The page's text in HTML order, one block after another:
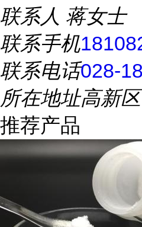
联系人 蒋女士
联系手机
联系电话028-
所在地址高新
推荐产品